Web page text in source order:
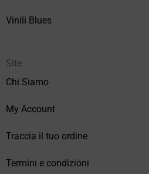
Vinili Blues
Site
Chi Siamo
My Account
Traccia il tuo ordine
Termini e condizioni